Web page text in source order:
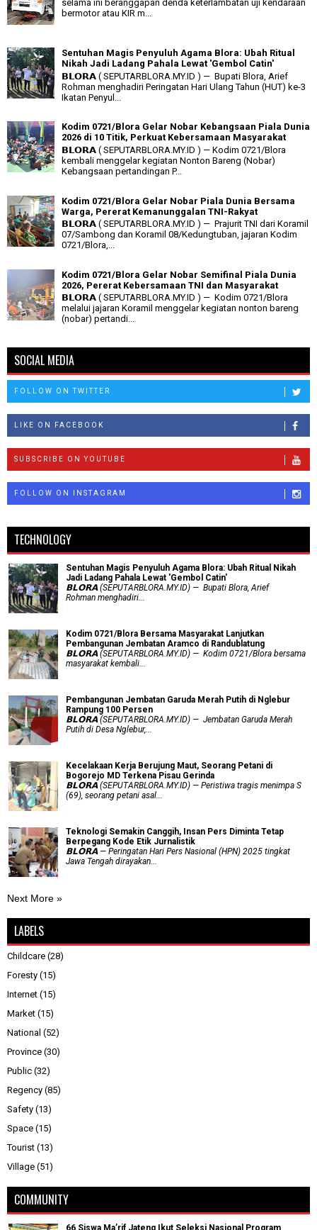
selama ini beranggapan denda keterlambatan uji kendaraan
bermotor atau KIR m...
Sentuhan Magis Penyuluh Agama Blora: Ubah Ritual
Nikah Jadi Ladang Pahala Lewat 'Gembol Catin'
𝗕𝗟𝗢𝗥𝗔 ( SEPUTARBLORA.MY.ID ) — Bupati Blora, Arief
Rohman menghadiri Peringatan Hari Ulang Tahun (HUT) ke-3
Ikatan Penyul...
Kodim 0721/Blora Gelar Nobar Kebangsaan Piala Dunia
2026 di 10 Titik, Perkuat Kebersamaan Masyarakat
𝗕𝗟𝗢𝗥𝗔 ( SEPUTARBLORA.MY.ID ) — Kodim 0721/Blora
kembali menggelar kegiatan Nonton Bareng (Nobar)
Kebangsaan pertandingan P...
Kodim 0721/Blora Gelar Nobar Piala Dunia Bersama
Warga, Pererat Kemanunggalan TNI-Rakyat
𝗕𝗟𝗢𝗥𝗔 ( SEPUTARBLORA.MY.ID ) — Prajurit TNI dari Koramil
07/Sambong dan Koramil 08/Kedungtuban, jajaran Kodim
0721/Blora,...
Kodim 0721/Blora Gelar Nobar Semifinal Piala Dunia
2026, Pererat Kebersamaan TNI dan Masyarakat
𝗕𝗟𝗢𝗥𝗔 ( SEPUTARBLORA.MY.ID ) — Kodim 0721/Blora
melalui jajaran Koramil menggelar kegiatan nonton bareng
(nobar) pertandi...
SOCIAL MEDIA
FOLLOW ON TWITTER
LIKE ON FACEBOOK
SUBSCRIBE ON YOUTUBE
FOLLOW ON INSTAGRAM
TECHNOLOGY
Sentuhan Magis Penyuluh Agama Blora: Ubah Ritual Nikah
Jadi Ladang Pahala Lewat 'Gembol Catin'
𝗕𝗟𝗢𝗥𝗔 (SEPUTARBLORA.MY.ID) — Bupati Blora, Arief
Rohman menghadiri...
Kodim 0721/Blora Bersama Masyarakat Lanjutkan
Pembangunan Jembatan Aramco di Randublatung
𝗕𝗟𝗢𝗥𝗔 (SEPUTARBLORA.MY.ID) — Kodim 0721/Blora bersama
masyarakat kembali...
Pembangunan Jembatan Garuda Merah Putih di Nglebur
Rampung 100 Persen
𝗕𝗟𝗢𝗥𝗔 (SEPUTARBLORA.MY.ID) — Jembatan Garuda Merah
Putih di Desa Nglebur,...
Kecelakaan Kerja Berujung Maut, Seorang Petani di
Bogorejo MD Terkena Pisau Gerinda
𝗕𝗟𝗢𝗥𝗔 (SEPUTARBLORA.MY.ID) — Peristiwa tragis menimpa S
(69), seorang petani asal...
Teknologi Semakin Canggih, Insan Pers Diminta Tetap
Berpegang Kode Etik Jurnalistik
𝗕𝗟𝗢𝗥𝗔 — Peringatan Hari Pers Nasional (HPN) 2025 tingkat
Jawa Tengah dirayakan...
Next More »
LABELS
Childcare (28)
Foresty (15)
Internet (15)
Market (15)
National (52)
Province (30)
Public (32)
Regency (85)
Safety (13)
Space (15)
Tourist (13)
Village (51)
COMMUNITY
66 Siswa Ma’rif Jateng Ikut Seleksi Nasional Program